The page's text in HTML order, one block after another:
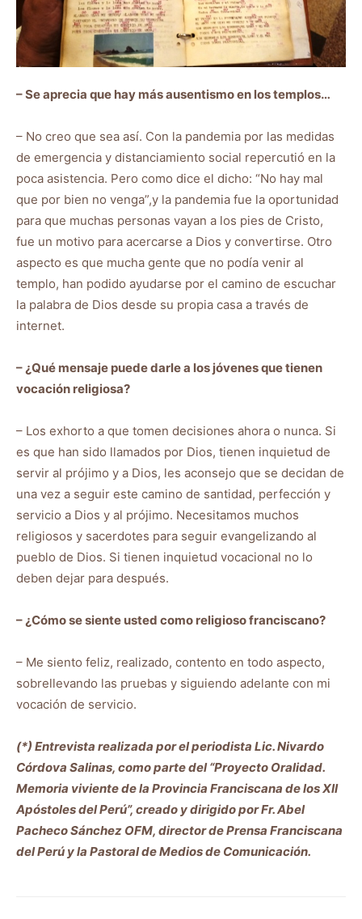
– Se aprecia que hay más ausentismo en los templos…
– No creo que sea así. Con la pandemia por las medidas
de emergencia y distanciamiento social repercutió en la
poca asistencia. Pero como dice el dicho: “No hay mal
que por bien no venga”,y la pandemia fue la oportunidad
para que muchas personas vayan a los pies de Cristo,
fue un motivo para acercarse a Dios y convertirse. Otro
aspecto es que mucha gente que no podía venir al
templo, han podido ayudarse por el camino de escuchar
la palabra de Dios desde su propia casa a través de
internet.
– ¿Qué mensaje puede darle a los jóvenes que tienen
vocación religiosa?
– Los exhorto a que tomen decisiones ahora o nunca. Si
es que han sido llamados por Dios, tienen inquietud de
servir al prójimo y a Dios, les aconsejo que se decidan de
una vez a seguir este camino de santidad, perfección y
servicio a Dios y al prójimo. Necesitamos muchos
religiosos y sacerdotes para seguir evangelizando al
pueblo de Dios. Si tienen inquietud vocacional no lo
deben dejar para después.
– ¿Cómo se siente usted como religioso franciscano?
– Me siento feliz, realizado, contento en todo aspecto,
sobrellevando las pruebas y siguiendo adelante con mi
vocación de servicio.
(*) Entrevista realizada por el periodista Lic. Nivardo
Córdova Salinas, como parte del “Proyecto Oralidad.
Memoria viviente de la Provincia Franciscana de los XII
Apóstoles del Perú”, creado y dirigido por Fr. Abel
Pacheco Sánchez OFM, director de Prensa Franciscana
del Perú y la Pastoral de Medios de Comunicación.